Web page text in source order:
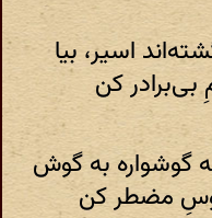
اسیر، بیا
بی‌برادر کن
گوشواره به گوش
مضطر کن